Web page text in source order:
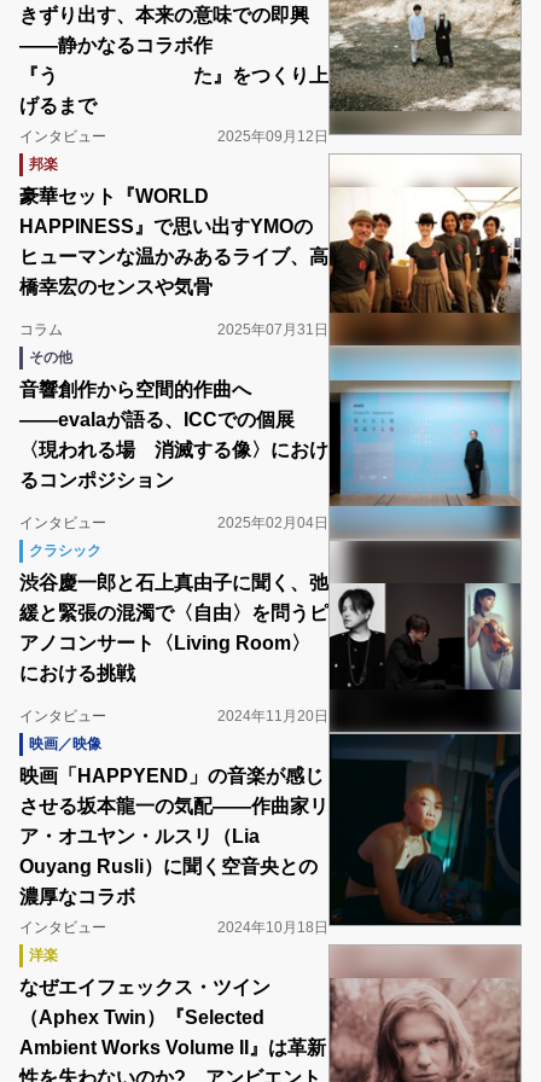
きずり出す、本来の意味での即興
――静かなるコラボ作
『う た』をつくり上
げるまで
インタビュー
2025年09月12日
邦楽
豪華セット『WORLD
HAPPINESS』で思い出すYMOの
ヒューマンな温かみあるライブ、高
橋幸宏のセンスや気骨
コラム
2025年07月31日
その他
音響創作から空間的作曲へ
――evalaが語る、ICCでの個展
〈現われる場 消滅する像〉におけ
るコンポジション
インタビュー
2025年02月04日
クラシック
渋谷慶一郎と石上真由子に聞く、弛
緩と緊張の混濁で〈自由〉を問うピ
アノコンサート〈Living Room〉
における挑戦
インタビュー
2024年11月20日
映画／映像
映画「HAPPYEND」の音楽が感じ
させる坂本龍一の気配――作曲家リ
ア・オユヤン・ルスリ（Lia
Ouyang Rusli）に聞く空音央との
濃厚なコラボ
インタビュー
2024年10月18日
洋楽
なぜエイフェックス・ツイン
（Aphex Twin）『Selected
Ambient Works Volume II』は革新
性を失わないのか? アンビエント